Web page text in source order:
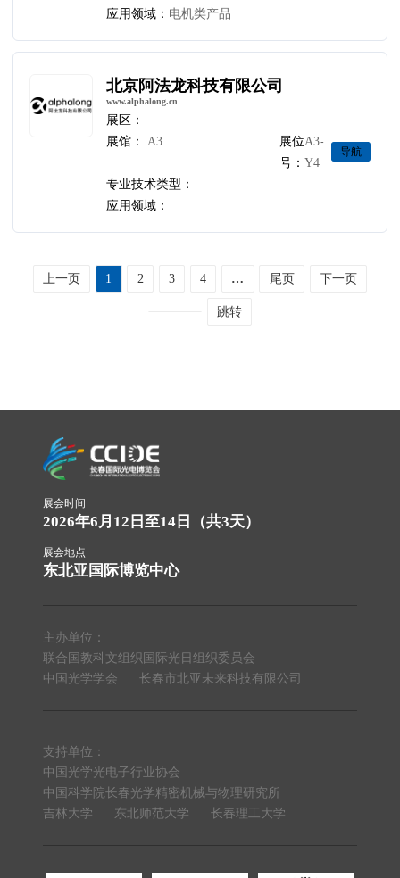
应用领域： 电机类产品
北京阿法龙科技有限公司
www.alphalong.cn
展区：
展馆：
A3
展位
号：
A3-
Y4
导航
专业技术类型：
应用领域：
上一页 1 2 3 4 … 尾页 下一页
跳转
展会时间
2026年6月12日至14日（共3天）
展会地点
东北亚国际博览中心
主办单位：
联合国教科文组织国际光日组织委员会
中国光学学会
长春市北亚未来科技有限公司
支持单位：
中国光学光电子行业协会
中国科学院长春光学精密机械与物理研究所
吉林大学
东北师范大学 长春理工大学